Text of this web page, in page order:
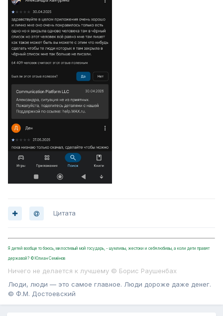
Цитата
Я детей вообще то боюсь, милостивый мой государь, - шумливы, жестоки и себялюбивы, а коли дети правят
державой? ©Юлиан Семёнов
Ничего не делается к лучшему © Борис Раушенбах
Люди, люди — это самое главное. Люди дороже даже денег.
© Ф.М. Достоевский